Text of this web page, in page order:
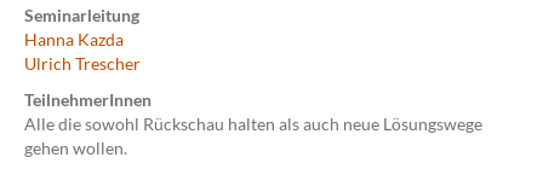
Seminarleitung
Hanna Kazda
Ulrich Trescher
TeilnehmerInnen
Alle die sowohl Rückschau halten als auch neue Lösungswege
gehen wollen.